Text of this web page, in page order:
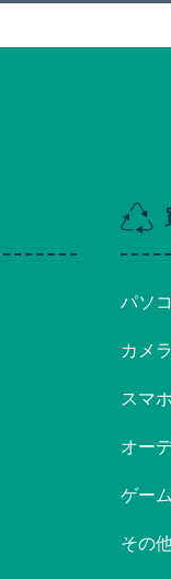
パソ
カメ
スマ
オー
ゲー
その